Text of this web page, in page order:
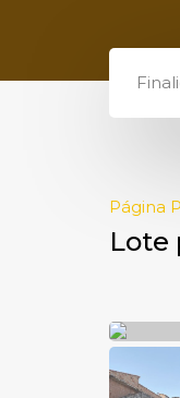
Página
Lote